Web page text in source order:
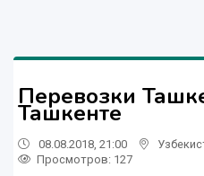
Перевозки
Ташкенте
08.08.2018, 21:00
Просмотров: 127